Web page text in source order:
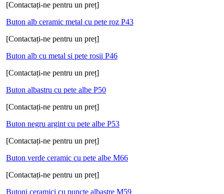
[Contactați-ne pentru un preț]
Buton alb ceramic metal cu pete roz P43
[Contactați-ne pentru un preț]
Buton alb cu metal si pete rosii P46
[Contactați-ne pentru un preț]
Buton albastru cu pete albe P50
[Contactați-ne pentru un preț]
Buton negru argint cu pete albe P53
[Contactați-ne pentru un preț]
Buton verde ceramic cu pete albe M66
[Contactați-ne pentru un preț]
Butoni ceramici cu puncte albastre M59